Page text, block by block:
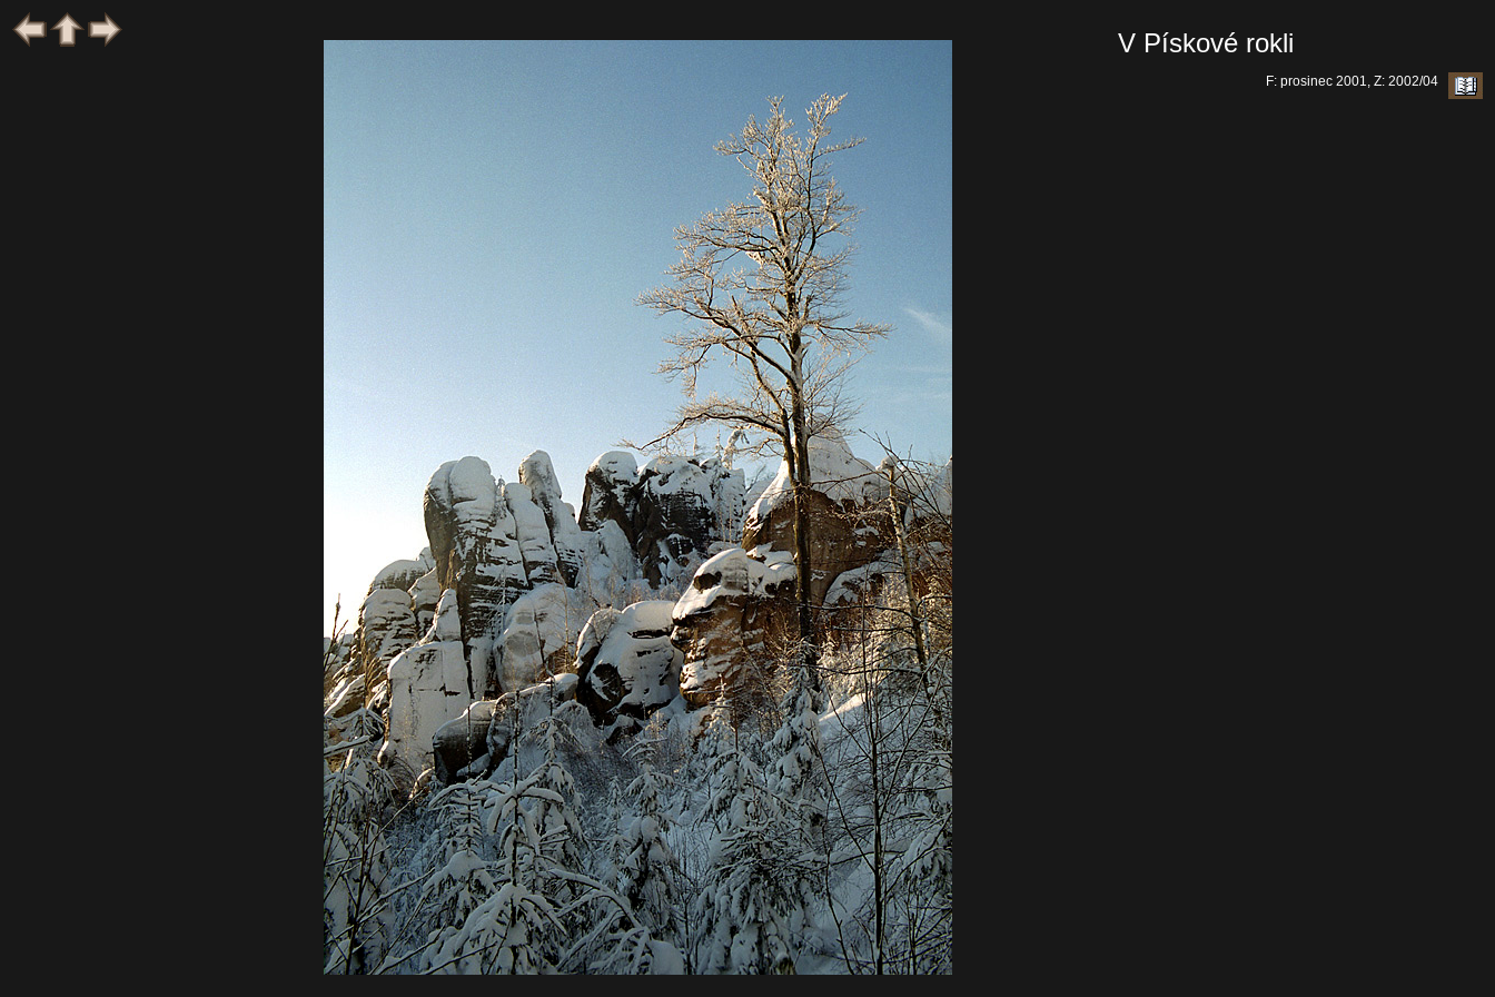
V Pískové rokli
F: prosinec 2001, Z: 2002/04